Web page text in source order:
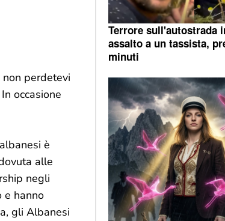
perdetevi
occasione
è
alle
negli
e hanno
gli Albanesi
Terrore sull'autostrada
assalto a un tassista,
minuti